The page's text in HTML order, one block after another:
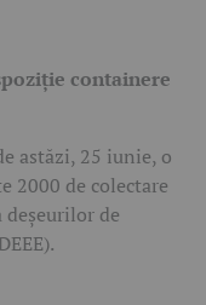
containere
astăzi, 25 iunie, o
2000 de colectare
de